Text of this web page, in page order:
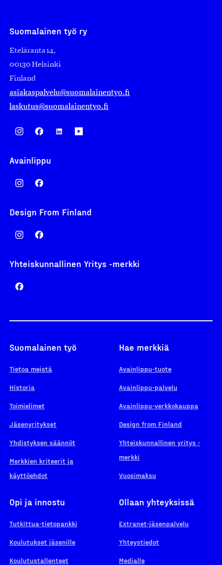
Suomalainen työ ry
Eteläranta 14,
00130 Helsinki
Finland
asiakaspalvelu@suomalainentyo.fi
laskutus@suomalainentyo.fi
Avainlippu
Design From Finland
Yhteiskunnallinen Yritys -merkki
Suomalainen työ
Tietoa meistä
Historia
Toimielimet
Jäsenyritykset
Yhdistyksen säännöt
Merkkien kriteerit ja
käyttöehdot
Hae merkkiä
Avainlippu-tuote
Avainlippu-palvelu
Avainlippu-verkkokauppa
Design from Finland
Yhteiskunnallinen yritys -
merkki
Vuosimaksu
Opi ja innostu
Tutkittua-tietopankki
Koulutukset jäsenille
Koulutustallenteet
Ollaan yhteyksissä
Extranet-jäsenpalvelu
Yhteystiedot
Medialle